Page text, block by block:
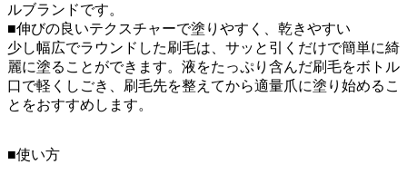
ルブランドです。
■伸びの良いテクスチャーで塗りやすく、乾きやすい
少し幅広でラウンドした刷毛は、サッと引くだけで簡単に綺
麗に塗ることができます。液をたっぷり含んだ刷毛をボトル
口で軽くしごき、刷毛先を整えてから適量爪に塗り始めるこ
とをおすすめします。
■使い方